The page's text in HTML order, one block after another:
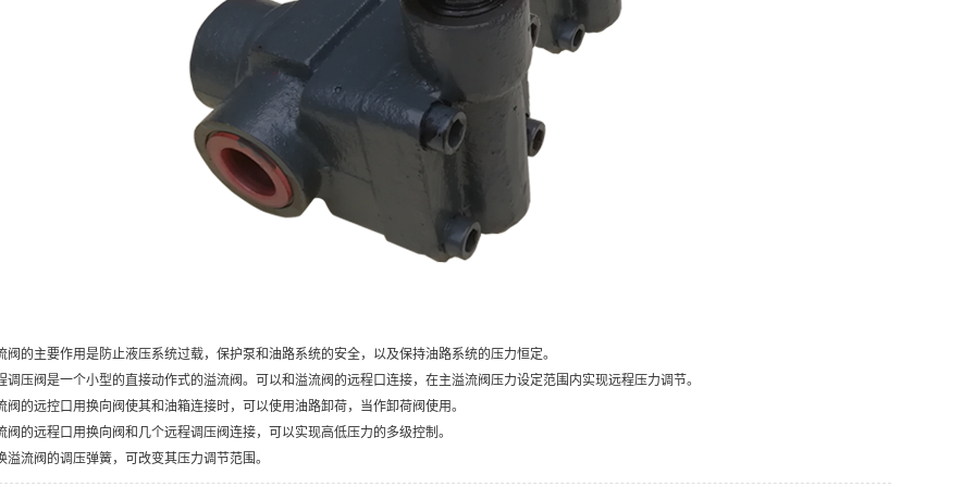
阀的主要作用是防止液压系统过载，保护泵和油路系统的安全，以及保持油路系统的压力恒定。
调压阀是一个小型的直接动作式的溢流阀。可以和溢流阀的远程口连接，在主溢流阀压力设定范围内实现远程压力调节。
阀的远控口用换向阀使其和油箱连接时，可以使用油路卸荷，当作卸荷阀使用。
阀的远程口用换向阀和几个远程调压阀连接，可以实现高低压力的多级控制。
溢流阀的调压弹簧，可改变其压力调节范围。